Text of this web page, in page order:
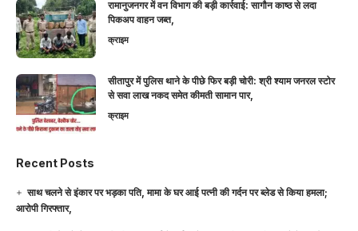
रामानुजनगर में वन विभाग की बड़ी कार्रवाई: सागौन काष्ठ से लदा
पिकअप वाहन जब्त,
क्राइम
सीतापुर में पुलिस थाने के पीछे फिर बड़ी चोरी: श्री श्याम जनरल स्टोर
से सवा लाख नकद समेत कीमती सामान पार,
क्राइम
Recent Posts
साथ चलने से इंकार पर भड़का पति, मामा के घर आई पत्नी की गर्दन पर ब्लेड से किया हमला;
आरोपी गिरफ्तार,